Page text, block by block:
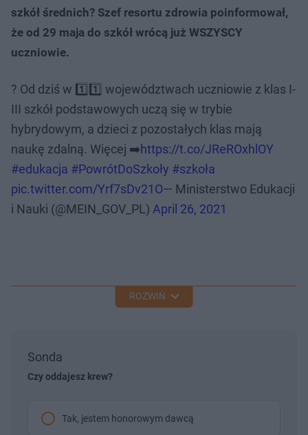
szkół średnich? Szef resortu zdrowia poinformował,
że od 29 maja do szkół wrócą już WSZYSCY
uczniowie.
? Od dziś w 1️⃣1️⃣ województwach uczniowie z klas I-
III szkół podstawowych uczą się w trybie
hybrydowym, a dzieci z pozostałych klas mają
naukę zdalną. Więcej ➡️https://t.co/JReROxhlOY
#edukacja #PowrótDoSzkoły #szkoła
pic.twitter.com/Yrf7sDv21O— Ministerstwo Edukacji
i Nauki (@MEIN_GOV_PL) April 26, 2021
ROZWIŃ
Sonda
Czy oddajesz krew?
Tak, jestem honorowym dawcą